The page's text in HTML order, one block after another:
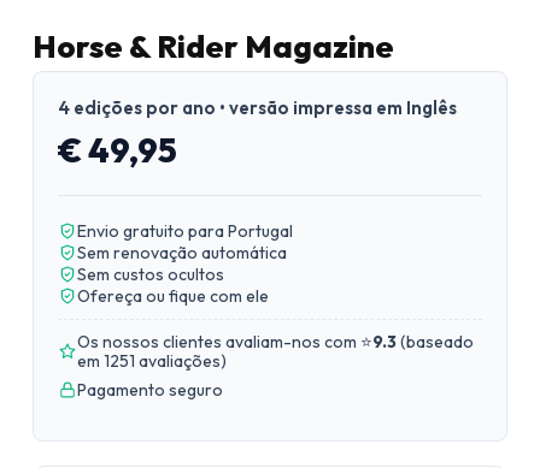
Horse & Rider Magazine
4 edições por ano • versão impressa em Inglês
€ 49,95
Envio gratuito para Portugal
Sem renovação automática
Sem custos ocultos
Ofereça ou fique com ele
Os nossos clientes avaliam-nos com ⭐9.3(baseado
em 1251 avaliações)
Pagamento seguro